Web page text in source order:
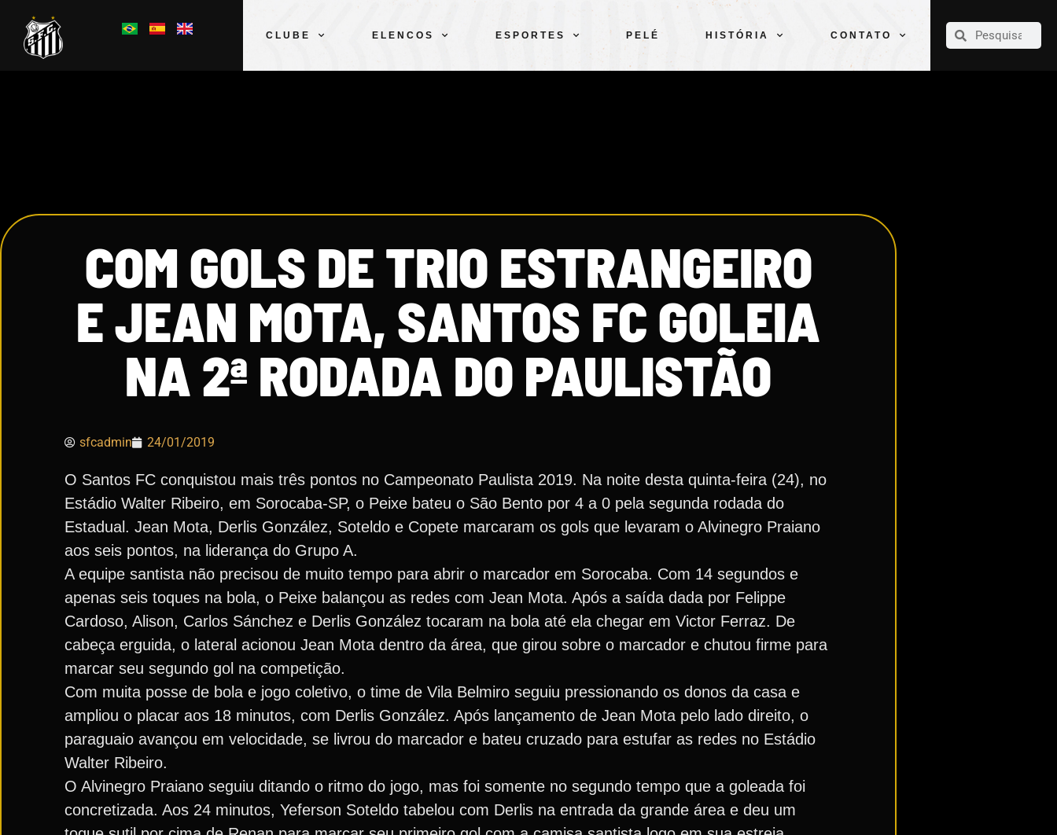
CLUBE ELENCOS ESPORTES PELÉ HISTÓRIA CONTATO
CLUBE
COM GOLS DE TRIO ESTRANGEIRO
E JEAN MOTA, SANTOS FC GOLEIA
NA 2ª RODADA DO PAULISTÃO
sfcadmin 24/01/2019
O Santos FC conquistou mais três pontos no Campeonato Paulista 2019. Na noite desta quinta-feira (24), no
Estádio Walter Ribeiro, em Sorocaba-SP, o Peixe bateu o São Bento por 4 a 0 pela segunda rodada do
Estadual. Jean Mota, Derlis González, Soteldo e Copete marcaram os gols que levaram o Alvinegro Praiano
aos seis pontos, na liderança do Grupo A.
A equipe santista não precisou de muito tempo para abrir o marcador em Sorocaba. Com 14 segundos e
apenas seis toques na bola, o Peixe balançou as redes com Jean Mota. Após a saída dada por Felippe
Cardoso, Alison, Carlos Sánchez e Derlis González tocaram na bola até ela chegar em Victor Ferraz. De
cabeça erguida, o lateral acionou Jean Mota dentro da área, que girou sobre o marcador e chutou firme para
marcar seu segundo gol na competição.
Com muita posse de bola e jogo coletivo, o time de Vila Belmiro seguiu pressionando os donos da casa e
ampliou o placar aos 18 minutos, com Derlis González. Após lançamento de Jean Mota pelo lado direito, o
paraguaio avançou em velocidade, se livrou do marcador e bateu cruzado para estufar as redes no Estádio
Walter Ribeiro.
O Alvinegro Praiano seguiu ditando o ritmo do jogo, mas foi somente no segundo tempo que a goleada foi
concretizada. Aos 24 minutos, Yeferson Soteldo tabelou com Derlis na entrada da grande área e deu um